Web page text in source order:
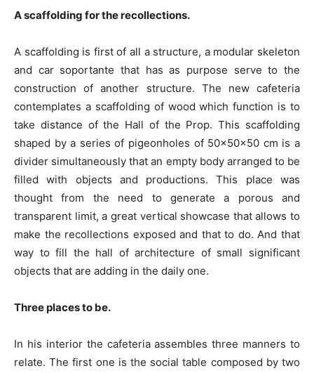
A scaffolding for the recollections.
A scaffolding is first of all a structure, a modular skeleton
and car soportante that has as purpose serve to the
construction of another structure. The new cafeteria
contemplates a scaffolding of wood which function is to
take distance of the Hall of the Prop. This scaffolding
shaped by a series of pigeonholes of 50x50x50 cm is a
divider simultaneously that an empty body arranged to be
filled with objects and productions. This place was
thought from the need to generate a porous and
transparent limit, a great vertical showcase that allows to
make the recollections exposed and that to do. And that
way to fill the hall of architecture of small significant
objects that are adding in the daily one.
Three places to be.
In his interior the cafeteria assembles three manners to
relate. The first one is the social table composed by two